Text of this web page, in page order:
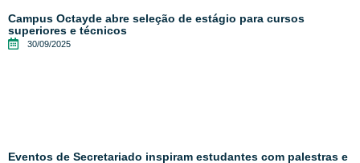
Campus Octayde abre seleção de estágio para cursos
superiores e técnicos
30/09/2025
Eventos de Secretariado inspiram estudantes com palestras e